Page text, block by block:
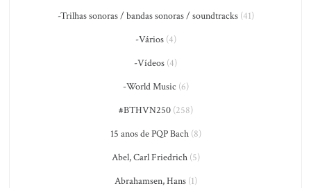
-Trilhas sonoras / bandas sonoras / soundtracks(41)
-Vários(4)
-Vídeos (4)
-World Music (6)
#BTHVN250(258)
15 anos de PQP Bach(8)
Abel, Carl Friedrich(5)
Abrahamsen, Hans(1)